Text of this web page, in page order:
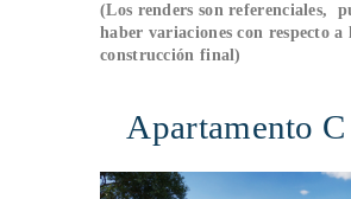
(Los renders son referenciales,
haber variaciones con respecto a
construcción final)
Apartamento